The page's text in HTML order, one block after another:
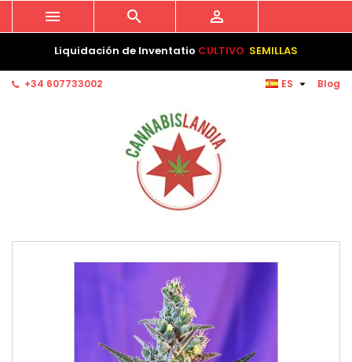
Liquidación de Inventatio CULTIVO SEMILLAS
Blog
+34 607733002 ES 
  